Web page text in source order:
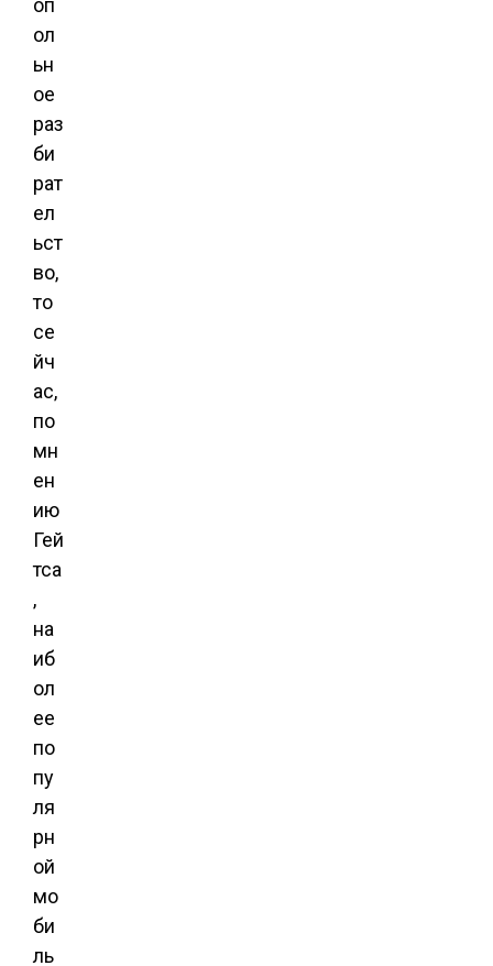
оп
ол
ьн
ое
раз
би
рат
ел
ьст
во,
то
се
йч
ас,
по
мн
ен
ию
Гей
тса
,
на
иб
ол
ее
по
пу
ля
рн
ой
мо
би
ль